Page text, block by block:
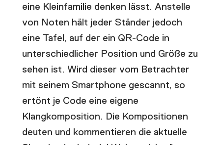
eine Kleinfamilie denken lässt. Anstelle
von Noten hält jeder Ständer jedoch
eine Tafel, auf der ein QR-Code in
unterschiedlicher Position und Größe zu
sehen ist. Wird dieser vom Betrachter
mit seinem Smartphone gescannt, so
ertönt je Code eine eigene
Klangkomposition. Die Kompositionen
deuten und kommentieren die aktuelle